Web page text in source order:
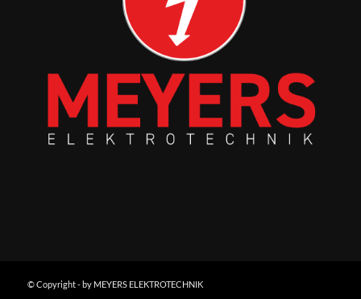
© Copyright - by MEYERS ELEKTROTECHNIK